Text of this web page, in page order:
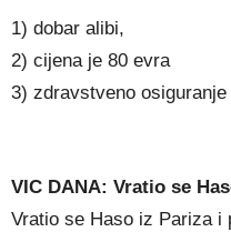
1) dobar alibi,
2) cijena je 80 evra
3) zdravstveno
VIC DANA: Vratio se
Vratio se Haso iz Pariza